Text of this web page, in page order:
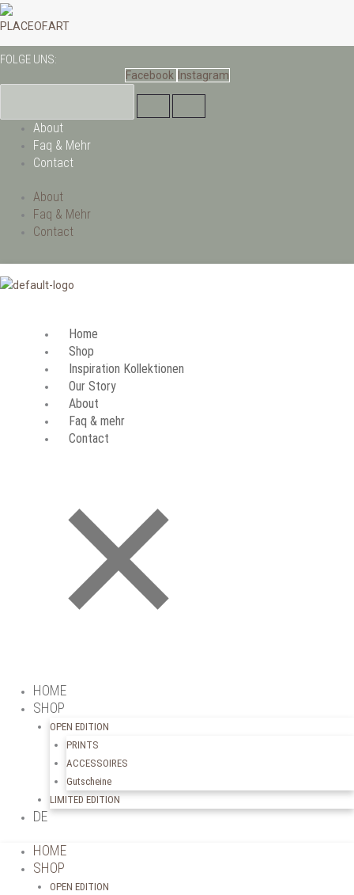
Zum
Inhalt
PLACEOF.ART
FOLGE UNS:
Facebook Instagram
About
Faq & Mehr
Contact
About
Faq & Mehr
Contact
Home
Shop
Inspiration Kollektionen
Our Story
About
Faq & mehr
Contact
HOME
SHOP
OPEN EDITION
PRINTS
ACCESSOIRES
Gutscheine
LIMITED EDITION
DE
HOME
SHOP
OPEN EDITION